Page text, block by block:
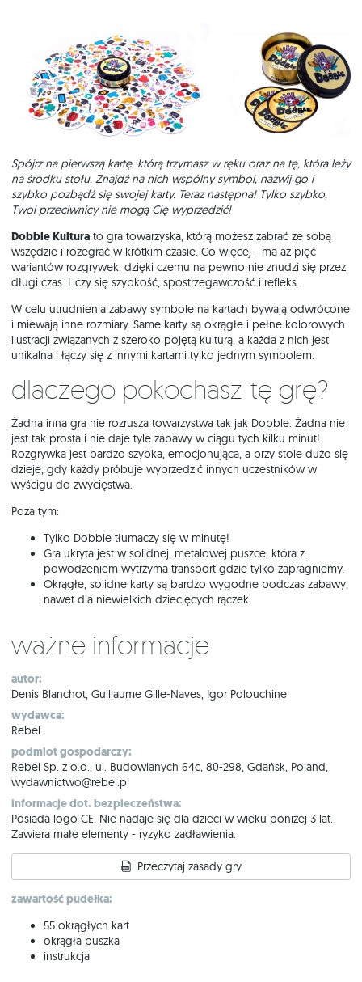
Spójrz na pierwszą kartę, którą trzymasz w ręku oraz na tę, która leży
na środku stołu. Znajdź na nich wspólny symbol, nazwij go i
szybko pozbądź się swojej karty. Teraz następna! Tylko szybko,
Twoi przeciwnicy nie mogą Cię wyprzedzić!
Dobble Kultura to gra towarzyska, którą możesz zabrać ze sobą
wszędzie i rozegrać w krótkim czasie. Co więcej - ma aż pięć
wariantów rozgrywek, dzięki czemu na pewno nie znudzi się przez
długi czas. Liczy się szybkość, spostrzegawczość i refleks.
W celu utrudnienia zabawy symbole na kartach bywają odwrócone
i miewają inne rozmiary. Same karty są okrągłe i pełne kolorowych
ilustracji związanych z szeroko pojętą kulturą, a każda z nich jest
unikalna i łączy się z innymi kartami tylko jednym symbolem.
Dlaczego pokochasz tę grę?
Żadna inna gra nie rozrusza towarzystwa tak jak Dobble. Żadna nie
jest tak prosta i nie daje tyle zabawy w ciągu tych kilku minut!
Rozgrywka jest bardzo szybka, emocjonująca, a przy stole dużo się
dzieje, gdy każdy próbuje wyprzedzić innych uczestników w
wyścigu do zwycięstwa.
Poza tym:
Tylko Dobble tłumaczy się w minutę!
Gra ukryta jest w solidnej, metalowej puszce, która z
powodzeniem wytrzyma transport gdzie tylko zapragniemy.
Okrągłe, solidne karty są bardzo wygodne podczas zabawy,
nawet dla niewielkich dziecięcych rączek.
Ważne informacje
autor:
Denis Blanchot, Guillaume Gille-Naves, Igor Polouchine
wydawca:
Rebel
podmiot gospodarczy:
Rebel Sp. z o.o., ul. Budowlanych 64c, 80-298, Gdańsk, Poland,
wydawnictwo@rebel.pl
informacje dot. bezpieczeństwa:
Posiada logo CE. Nie nadaje się dla dzieci w wieku poniżej 3 lat.
Zawiera małe elementy - ryzyko zadławienia.
Przeczytaj zasady gry
zawartość pudełka:
55 okrągłych kart
okrągła puszka
instrukcja